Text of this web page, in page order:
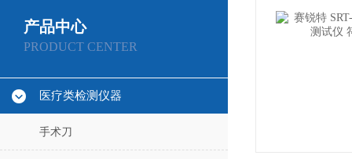
产品中心
PRODUCT CENTER
医疗类检测仪器
手术刀